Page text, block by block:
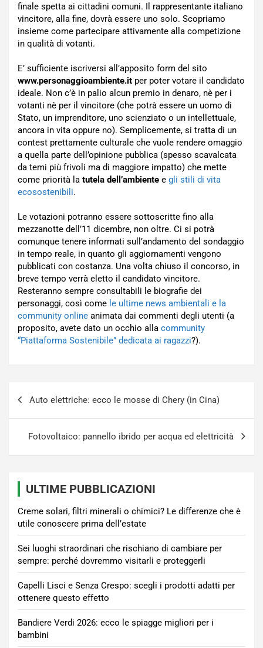
finale spetta ai cittadini comuni. Il rappresentante italiano
vincitore, alla fine, dovrà essere uno solo. Scopriamo
insieme come partecipare attivamente alla competizione
in qualità di votanti.
E’ sufficiente iscriversi all’apposito form del sito
www.personaggioambiente.it per poter votare il candidato
ideale. Non c’è in palio alcun premio in denaro, nè per i
votanti nè per il vincitore (che potrà essere un uomo di
Stato, un imprenditore, uno scienziato o un intellettuale,
ancora in vita oppure no). Semplicemente, si tratta di un
contest prettamente culturale che vuole rendere omaggio
a quella parte dell’opinione pubblica (spesso scavalcata
da temi più frivoli ma di maggiore impatto) che mette
come priorità la tutela dell’ambiente e gli stili di vita
ecosostenibili.
Le votazioni potranno essere sottoscritte fino alla
mezzanotte dell’11 dicembre, non oltre. Ci si potrà
comunque tenere informati sull’andamento del sondaggio
in tempo reale, in quanto gli aggiornamenti vengono
pubblicati con costanza. Una volta chiuso il concorso, in
breve tempo verrà eletto il candidato vincitore.
Resteranno sempre consultabili le biografie dei
personaggi, così come le ultime news ambientali e la
community online animata dai commenti degli utenti (a
proposito, avete dato un occhio alla community
“Piattaforma Sostenibile” dedicata ai ragazzi?).
Auto elettriche: ecco le mosse di Chery (in Cina)
Fotovoltaico: pannello ibrido per acqua ed elettricità
ULTIME PUBBLICAZIONI
Creme solari, filtri minerali o chimici? Le differenze che è
utile conoscere prima dell’estate
Sei luoghi straordinari che rischiano di cambiare per
sempre: perché dovremmo visitarli e proteggerli
Capelli Lisci e Senza Crespo: scegli i prodotti adatti per
ottenere questo effetto
Bandiere Verdi 2026: ecco le spiagge migliori per i
bambini